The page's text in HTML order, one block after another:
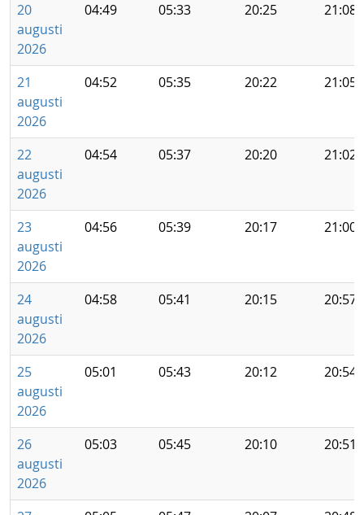
20
augusti
2026
04:49 05:33 20:25 21:08
21
augusti
2026
04:52 05:35 20:22 21:05
22
augusti
2026
04:54 05:37 20:20 21:02
23
augusti
2026
04:56 05:39 20:17 21:00
24
augusti
2026
04:58 05:41 20:15 20:57
25
augusti
2026
05:01 05:43 20:12 20:54
26
augusti
2026
05:03 05:45 20:10 20:51